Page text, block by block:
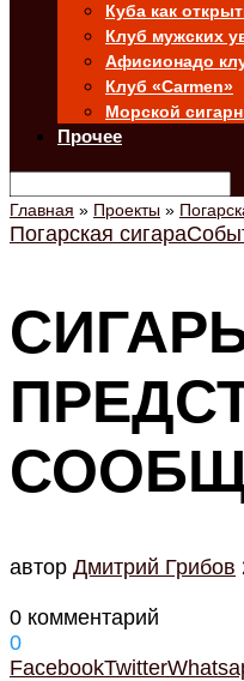
Куба как
Клуб мужских
Афисионадо
Клуб «Carmen»
Морской
Прочее
Главная » Проекты »
Погарская сигара
автор Дмитрий Грибов
0 комментарий
0
FacebookTwitter